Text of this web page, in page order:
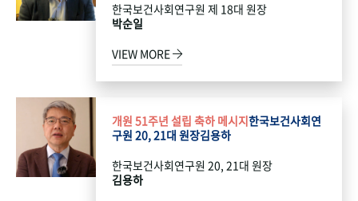
한국보건사회연구원 제 18대 원장
박순일
VIEW MORE
개원 51주년 설립 축하 메시지한국보건사회연
구원 20, 21대 원장김용하
한국보건사회연구원 20, 21대 원장
김용하